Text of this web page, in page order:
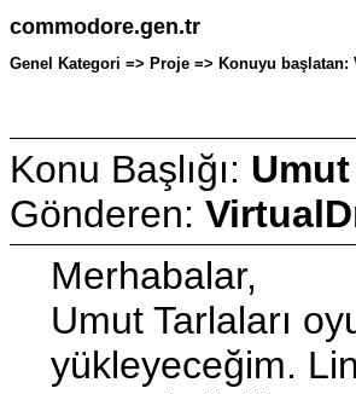
commodore.gen.tr
Genel Kategori => Proje => Konuyu başlatan:
Konu Başlığı:
Gönderen:
Merhabalar,
Umut Tarlaları
yükleyeceğim.